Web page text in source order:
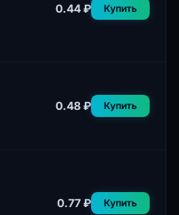
0.44 ₽ Купить
0.48 ₽ Купить
0.77 ₽ Купить